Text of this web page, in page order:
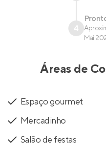
4
Mai
Áreas de
Espaço gourmet
Mercadinho
Salão de festas